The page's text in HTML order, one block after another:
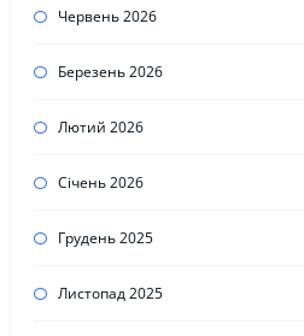
Червень 2026
Березень 2026
Лютий 2026
Січень 2026
Грудень 2025
Листопад 2025